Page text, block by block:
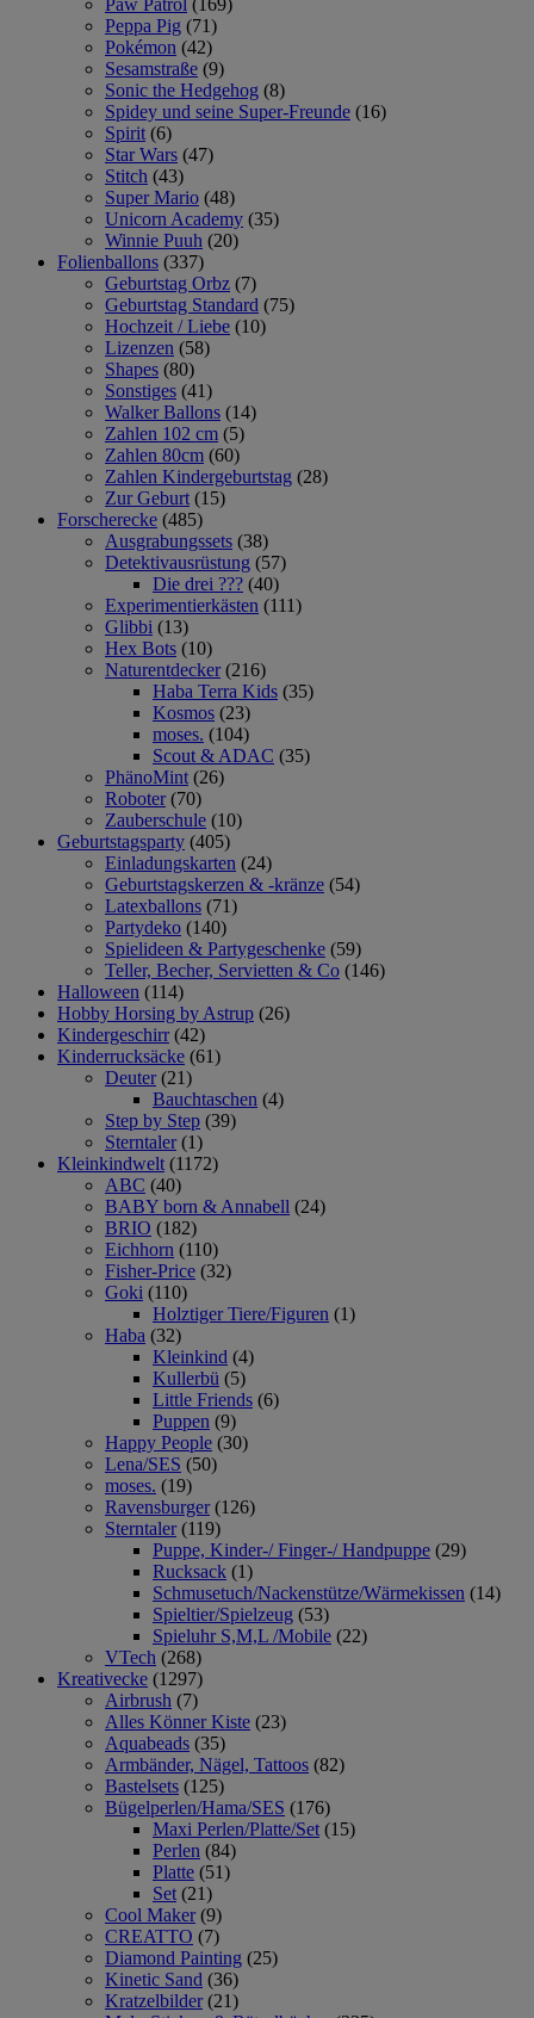
Peppa Pig (71)
Pokémon (42)
Sesamstraße (9)
Sonic the Hedgehog (8)
Spidey und seine Super-Freunde (16)
Spirit (6)
Star Wars (47)
Stitch (43)
Super Mario (48)
Unicorn Academy (35)
Winnie Puuh (20)
Folienballons (337)
Geburtstag Orbz (7)
Geburtstag Standard (75)
Hochzeit / Liebe (10)
Lizenzen (58)
Shapes (80)
Sonstiges (41)
Walker Ballons (14)
Zahlen 102 cm (5)
Zahlen 80cm (60)
Zahlen Kindergeburtstag (28)
Zur Geburt (15)
Forscherecke (485)
Ausgrabungssets (38)
Detektivausrüstung (57)
Die drei ??? (40)
Experimentierkästen (111)
Glibbi (13)
Hex Bots (10)
Naturentdecker (216)
Haba Terra Kids (35)
Kosmos (23)
moses. (104)
Scout & ADAC (35)
PhänoMint (26)
Roboter (70)
Zauberschule (10)
Geburtstagsparty (405)
Einladungskarten (24)
Geburtstagskerzen & -kränze (54)
Latexballons (71)
Partydeko (140)
Spielideen & Partygeschenke (59)
Teller, Becher, Servietten & Co (146)
Halloween (114)
Hobby Horsing by Astrup (26)
Kindergeschirr (42)
Kinderrucksäcke (61)
Deuter (21)
Bauchtaschen (4)
Step by Step (39)
Sterntaler (1)
Kleinkindwelt (1172)
ABC (40)
BABY born & Annabell (24)
BRIO (182)
Eichhorn (110)
Fisher-Price (32)
Goki (110)
Holztiger Tiere/Figuren (1)
Haba (32)
Kleinkind (4)
Kullerbü (5)
Little Friends (6)
Puppen (9)
Happy People (30)
Lena/SES (50)
moses. (19)
Ravensburger (126)
Sterntaler (119)
Puppe, Kinder-/ Finger-/ Handpuppe (29)
Rucksack (1)
Schmusetuch/Nackenstütze/Wärmekissen (14)
Spieltier/Spielzeug (53)
Spieluhr S,M,L /Mobile (22)
VTech (268)
Kreativecke (1297)
Airbrush (7)
Alles Könner Kiste (23)
Aquabeads (35)
Armbänder, Nägel, Tattoos (82)
Bastelsets (125)
Bügelperlen/Hama/SES (176)
Maxi Perlen/Platte/Set (15)
Perlen (84)
Platte (51)
Set (21)
Cool Maker (9)
CREATTO (7)
Diamond Painting (25)
Kinetic Sand (36)
Kratzelbilder (21)